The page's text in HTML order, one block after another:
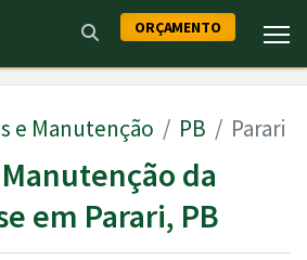
ORÇAMENTO
e Manutenção PB Parari
da
em Parari, PB